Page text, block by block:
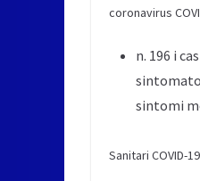
coronavirus
n. 196 i
sintomi
Sanitari COVID-